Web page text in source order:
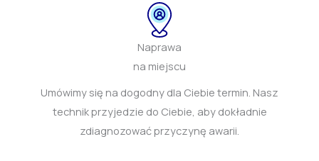
Naprawa
na miejscu
Umówimy się na dogodny dla Ciebie termin. Nasz
technik przyjedzie do Ciebie, aby dokładnie
zdiagnozować przyczynę awarii.